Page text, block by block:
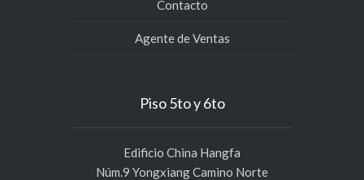
Contacto
Agente de Ventas
Piso 5to y 6to
Edificio China Hangfa
Núm.9 Yongxiang Camino Norte